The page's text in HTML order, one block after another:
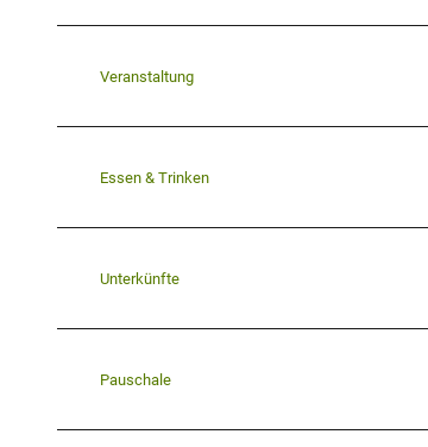
Veranstaltung
Essen & Trinken
Unterkünfte
Pauschale